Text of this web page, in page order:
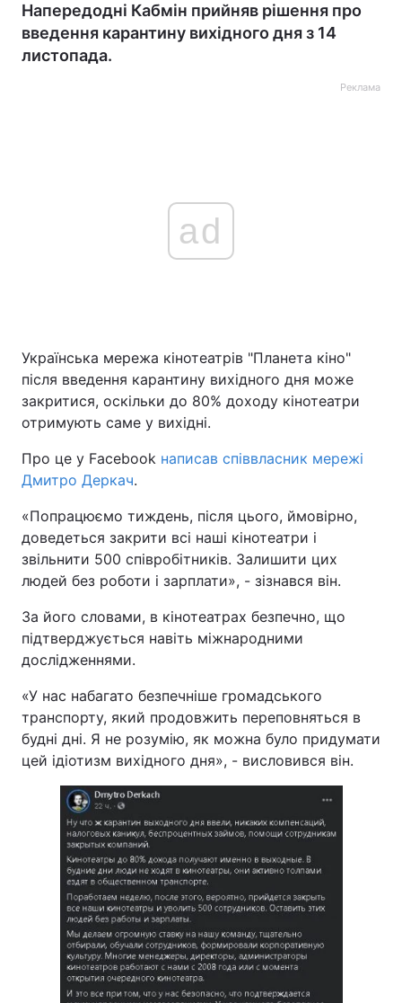
Напередодні Кабмін прийняв рішення про
введення карантину вихідного дня з 14
листопада.
Реклама
ad
Українська мережа кінотеатрів "Планета кіно"
після введення карантину вихідного дня може
закритися, оскільки до 80% доходу кінотеатри
отримують саме у вихідні.
Про це у Facebook написав співвласник мережі
Дмитро Деркач.
«Попрацюємо тиждень, після цього, ймовірно,
доведеться закрити всі наші кінотеатри і
звільнити 500 співробітників. Залишити цих
людей без роботи і зарплати», - зізнався він.
За його словами, в кінотеатрах безпечно, що
підтверджується навіть міжнародними
дослідженнями.
«У нас набагато безпечніше громадського
транспорту, який продовжить переповняться в
будні дні. Я не розумію, як можна було придумати
цей ідіотизм вихідного дня», - висловився він.